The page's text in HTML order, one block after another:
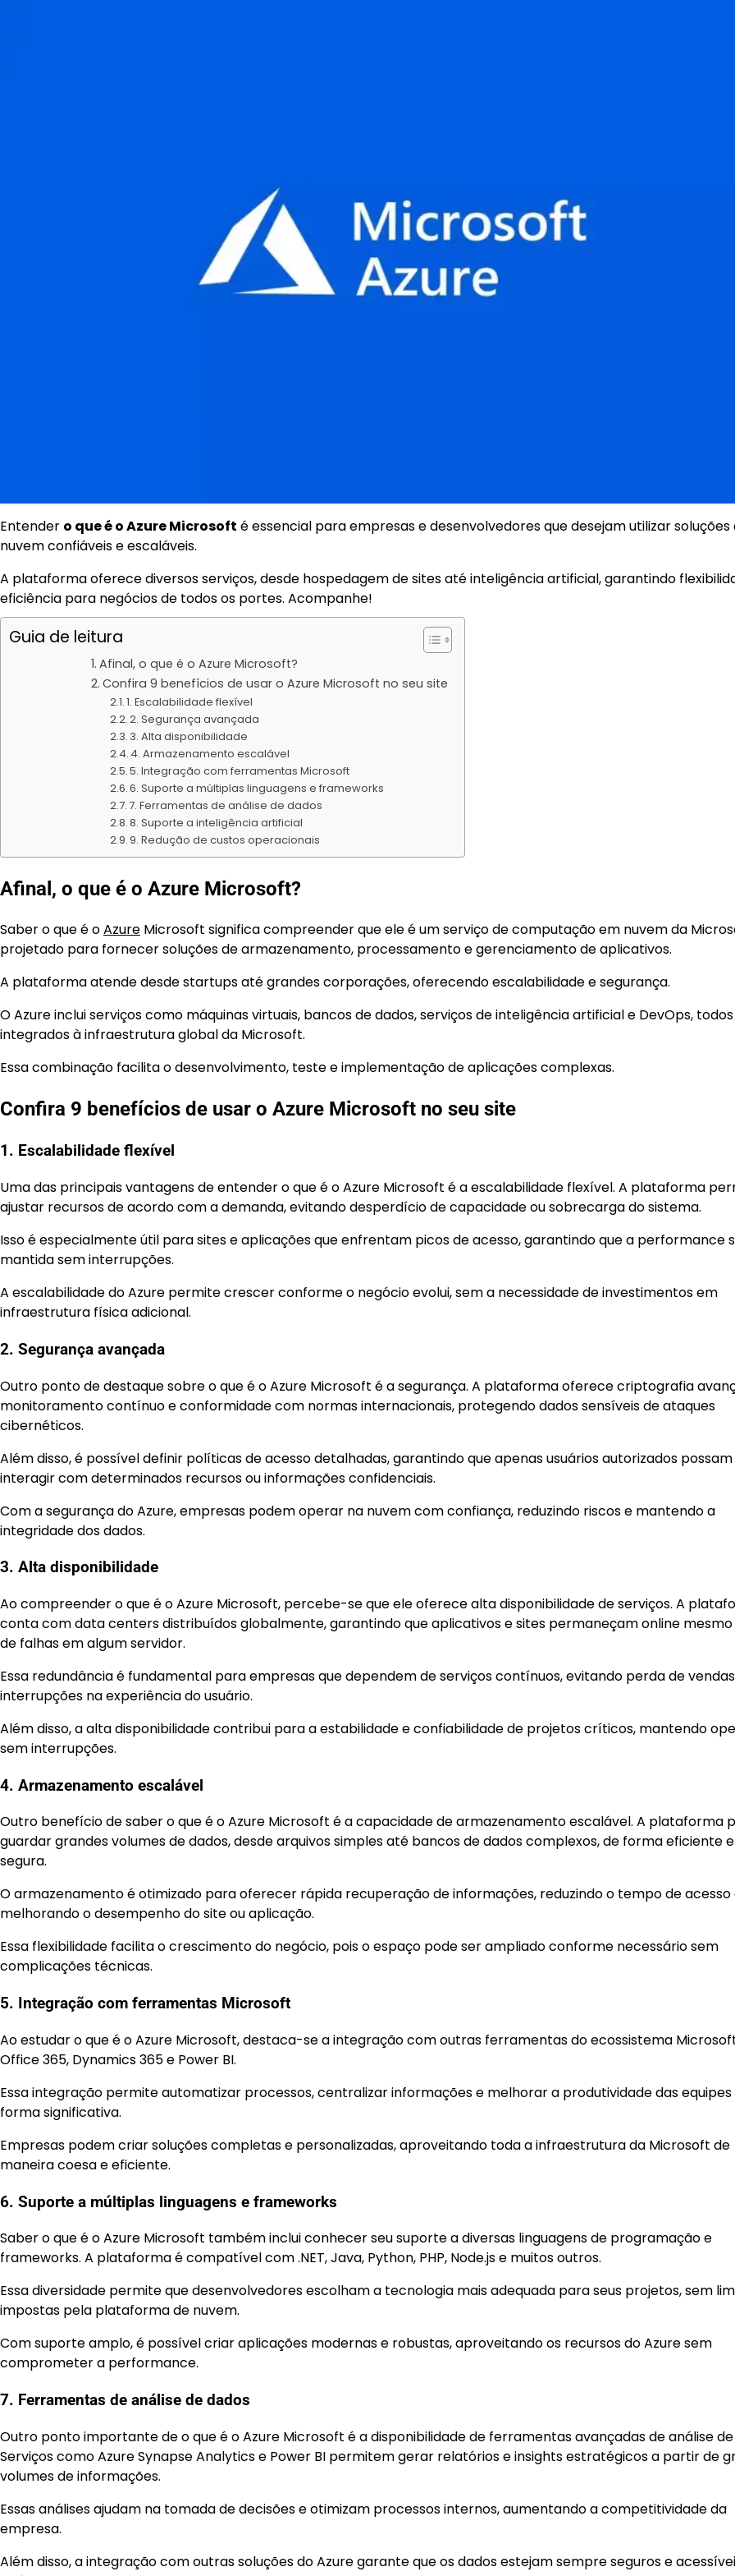
Entender o que é o Azure Microsoft é essencial para empresas e desenvolvedores que desejam utilizar soluções
nuvem confiáveis e escaláveis.
A plataforma oferece diversos serviços, desde hospedagem de sites até inteligência artificial, garantindo
eficiência para negócios de todos os portes. Acompanhe!
Guia de leitura
Afinal, o que é o Azure Microsoft?
Confira 9 benefícios de usar o Azure Microsoft no seu site
1. Escalabilidade flexível
2. Segurança avançada
3. Alta disponibilidade
4. Armazenamento escalável
5. Integração com ferramentas Microsoft
6. Suporte a múltiplas linguagens e frameworks
7. Ferramentas de análise de dados
8. Suporte a inteligência artificial
9. Redução de custos operacionais
Afinal, o que é o Azure Microsoft?
Saber o que é oAzure Microsoft significa compreender que ele é um serviço de computação em nuvem da
projetado para fornecer soluções de armazenamento, processamento e gerenciamento de aplicativos.
A plataforma atende desde startups até grandes corporações, oferecendo escalabilidade e segurança.
O Azure inclui serviços como máquinas virtuais, bancos de dados, serviços de inteligência artificial e DevOps, todos
integrados à infraestrutura global da Microsoft.
Essa combinação facilita o desenvolvimento, teste e implementação de aplicações complexas.
Confira 9 benefícios de usar o Azure Microsoft no seu site
1. Escalabilidade flexível
Uma das principais vantagens de entender o que é o Azure Microsoft é a escalabilidade flexível. A plataforma
ajustar recursos de acordo com a demanda, evitando desperdício de capacidade ou sobrecarga do sistema.
Isso é especialmente útil para sites e aplicações que enfrentam picos de acesso, garantindo que a performance
mantida sem interrupções.
A escalabilidade do Azure permite crescer conforme o negócio evolui, sem a necessidade de investimentos em
infraestrutura física adicional.
2. Segurança avançada
Outro ponto de destaque sobre o que é o Azure Microsoft é a segurança. A plataforma oferece criptografia
monitoramento contínuo e conformidade com normas internacionais, protegendo dados sensíveis de ataques
cibernéticos.
Além disso, é possível definir políticas de acesso detalhadas, garantindo que apenas usuários autorizados possam
interagir com determinados recursos ou informações confidenciais.
Com a segurança do Azure, empresas podem operar na nuvem com confiança, reduzindo riscos e mantendo a
integridade dos dados.
3. Alta disponibilidade
Ao compreender o que é o Azure Microsoft, percebe-se que ele oferece alta disponibilidade de serviços. A
conta com data centers distribuídos globalmente, garantindo que aplicativos e sites permaneçam online
de falhas em algum servidor.
Essa redundância é fundamental para empresas que dependem de serviços contínuos, evitando perda de
interrupções na experiência do usuário.
Além disso, a alta disponibilidade contribui para a estabilidade e confiabilidade de projetos críticos, mantendo
sem interrupções.
4. Armazenamento escalável
Outro benefício de saber o que é o Azure Microsoft é a capacidade de armazenamento escalável. A plataforma
guardar grandes volumes de dados, desde arquivos simples até bancos de dados complexos, de forma eficiente e
segura.
O armazenamento é otimizado para oferecer rápida recuperação de informações, reduzindo o tempo de acesso
melhorando o desempenho do site ou aplicação.
Essa flexibilidade facilita o crescimento do negócio, pois o espaço pode ser ampliado conforme necessário sem
complicações técnicas.
5. Integração com ferramentas Microsoft
Ao estudar o que é o Azure Microsoft, destaca-se a integração com outras ferramentas do ecossistema
Office 365, Dynamics 365 e Power BI.
Essa integração permite automatizar processos, centralizar informações e melhorar a produtividade das equipes
forma significativa.
Empresas podem criar soluções completas e personalizadas, aproveitando toda a infraestrutura da Microsoft de
maneira coesa e eficiente.
6. Suporte a múltiplas linguagens e frameworks
Saber o que é o Azure Microsoft também inclui conhecer seu suporte a diversas linguagens de programação e
frameworks. A plataforma é compatível com .NET, Java, Python, PHP, Node.js e muitos outros.
Essa diversidade permite que desenvolvedores escolham a tecnologia mais adequada para seus projetos, sem
impostas pela plataforma de nuvem.
Com suporte amplo, é possível criar aplicações modernas e robustas, aproveitando os recursos do Azure sem
comprometer a performance.
7. Ferramentas de análise de dados
Outro ponto importante de o que é o Azure Microsoft é a disponibilidade de ferramentas avançadas de análise de
Serviços como Azure Synapse Analytics e Power BI permitem gerar relatórios e insights estratégicos a partir de
volumes de informações.
Essas análises ajudam na tomada de decisões e otimizam processos internos, aumentando a competitividade da
empresa.
Além disso, a integração com outras soluções do Azure garante que os dados estejam sempre seguros e